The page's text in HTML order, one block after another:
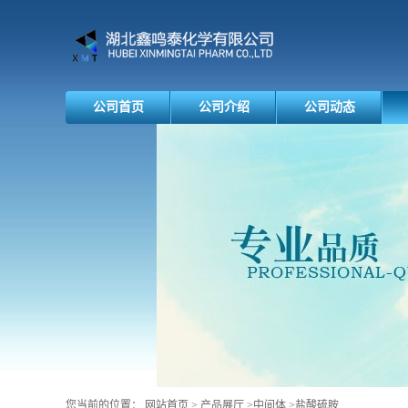
公司首页 公司介绍 公司动态
您当前的位置： 网站首页 > 产品展厅 >中间体 >盐酸硫胺